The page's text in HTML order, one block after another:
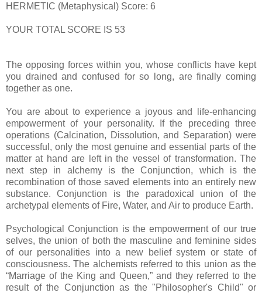
HERMETIC (Metaphysical) Score: 6
YOUR TOTAL SCORE IS 53
The opposing forces within you, whose conflicts have kept
you drained and confused for so long, are finally coming
together as one.
You are about to experience a joyous and life-enhancing
empowerment of your personality. If the preceding three
operations (Calcination, Dissolution, and Separation) were
successful, only the most genuine and essential parts of the
matter at hand are left in the vessel of transformation. The
next step in alchemy is the Conjunction, which is the
recombination of those saved elements into an entirely new
substance. Conjunction is the paradoxical union of the
archetypal elements of Fire, Water, and Air to produce Earth.
Psychological Conjunction is the empowerment of our true
selves, the union of both the masculine and feminine sides
of our personalities into a new belief system or state of
consciousness. The alchemists referred to this union as the
“Marriage of the King and Queen,” and they referred to the
result of the Conjunction as the "Philosopher's Child" or